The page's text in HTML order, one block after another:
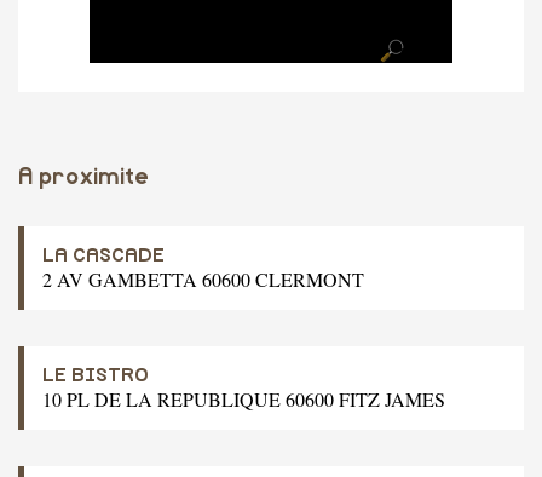
A proximite
LA CASCADE
2 AV GAMBETTA 60600 CLERMONT
LE BISTRO
10 PL DE LA REPUBLIQUE 60600 FITZ JAMES